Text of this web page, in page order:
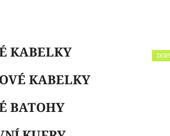
KABELKY
KABELKY
BATOHY